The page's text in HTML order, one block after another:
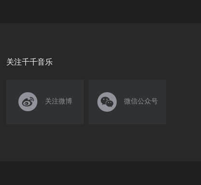
关注千千音乐
 关注微博  微信公众号